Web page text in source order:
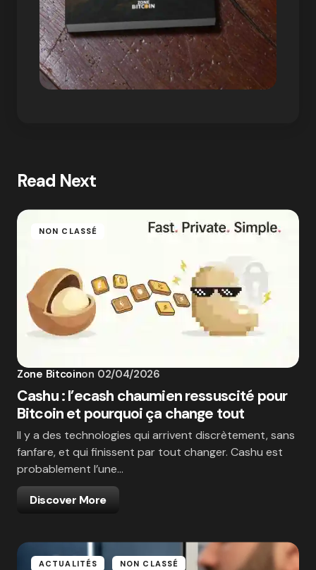
Read Next
NON CLASSÉ
Zone Bitcoinon 02/04/2026
Cashu : l’ecash chaumien ressuscité pour
Bitcoin et pourquoi ça change tout
Il y a des technologies qui arrivent discrètement, sans
fanfare, et qui finissent par tout changer. Cashu est
probablement l’une…
Discover More
ACTUALITÉS NON CLASSÉ